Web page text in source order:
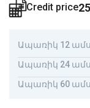
Credit price
Ապառիկ 12
Ապառիկ 24
Ապառիկ 60